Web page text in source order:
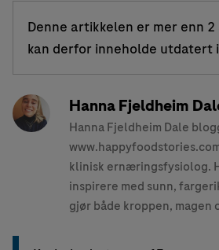
Denne artikkelen er mer enn
kan derfor inneholde utdatert
Hanna Fjeldheim
Hanna Fjeldheim Dale
klinisk ernæringsfysiolog.
inspirere med sunn,
gjør både kroppen, magen